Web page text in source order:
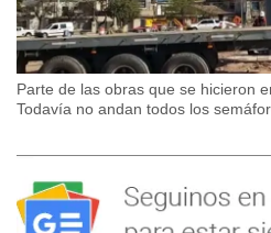
Parte de las obras que se hicieron
Todavía no andan todos los